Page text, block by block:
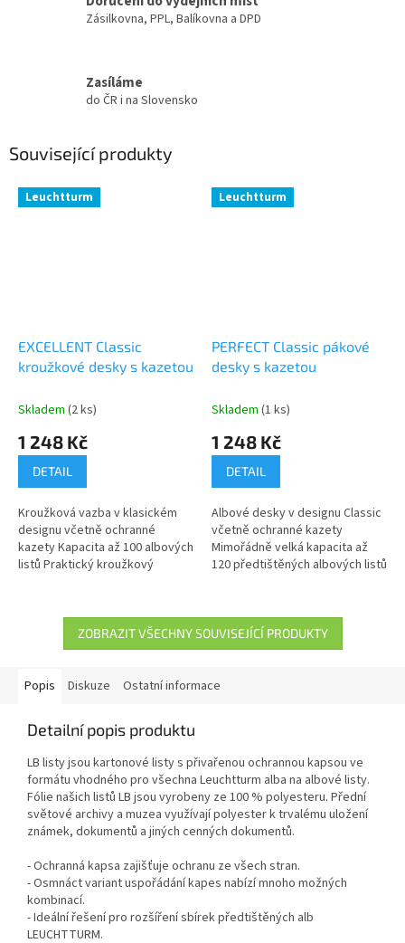
Zásilkovna, PPL, Balíkovna a DPD
Zasíláme
do ČR i na Slovensko
Související produkty
Leuchtturm
EXCELLENT Classic
kroužkové desky s kazetou
Skladem (2 ks)
1 248 Kč
DETAIL
Kroužková vazba v klasickém
designu včetně ochranné
kazety Kapacita až 100 albových
listů Praktický kroužkový
zpracováním
Leuchtturm
PERFECT Classic pákové
desky s kazetou
Skladem (1 ks)
1 248 Kč
DETAIL
Albové desky v designu Classic
včetně ochranné kazety
Mimořádně velká kapacita až
120 předtištěných albových listů
ZOBRAZIT VŠECHNY SOUVISEJÍCÍ PRODUKTY
Popis Diskuze Ostatní informace
Detailní popis produktu
LB listy jsou kartonové listy s přivařenou ochrannou kapsou ve
formátu vhodného pro všechna Leuchtturm alba na albové listy.
Fólie našich listů LB jsou vyrobeny ze 100 % polyesteru. Přední
světové archivy a muzea využívají polyester k trvalému uložení
známek, dokumentů a jiných cenných dokumentů.
- Ochranná kapsa zajišťuje ochranu ze všech stran.
- Osmnáct variant uspořádání kapes nabízí mnoho možných
kombinací.
- Ideální řešení pro rozšíření sbírek předtištěných alb
LEUCHTTURM.